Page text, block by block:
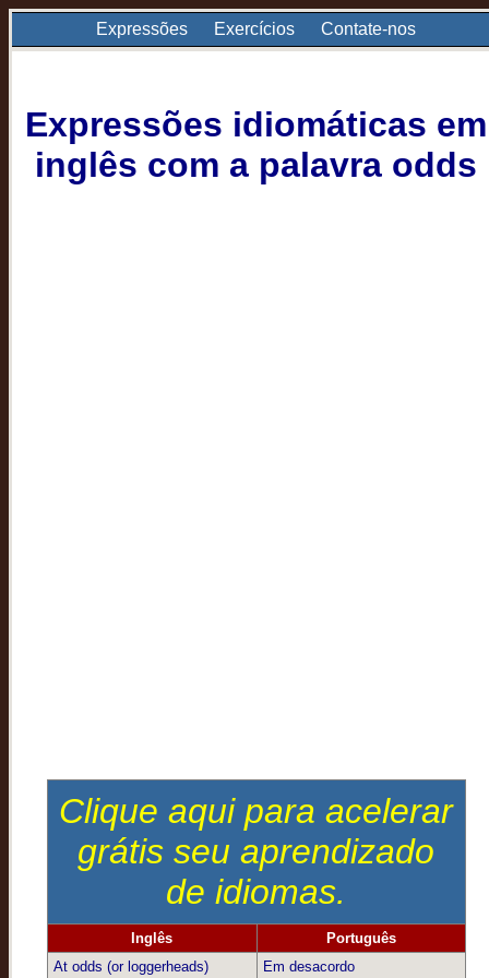
Expressões Exercícios Contate-nos
Expressões idiomáticas em
inglês com a palavra odds
Clique aqui para acelerar
grátis seu aprendizado
de idiomas.
Inglês
Português
At odds (or loggerheads)
Em desacordo